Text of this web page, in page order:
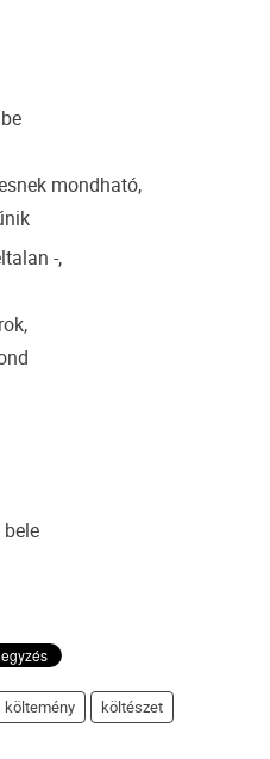
mondható,
-,
költemény költészet